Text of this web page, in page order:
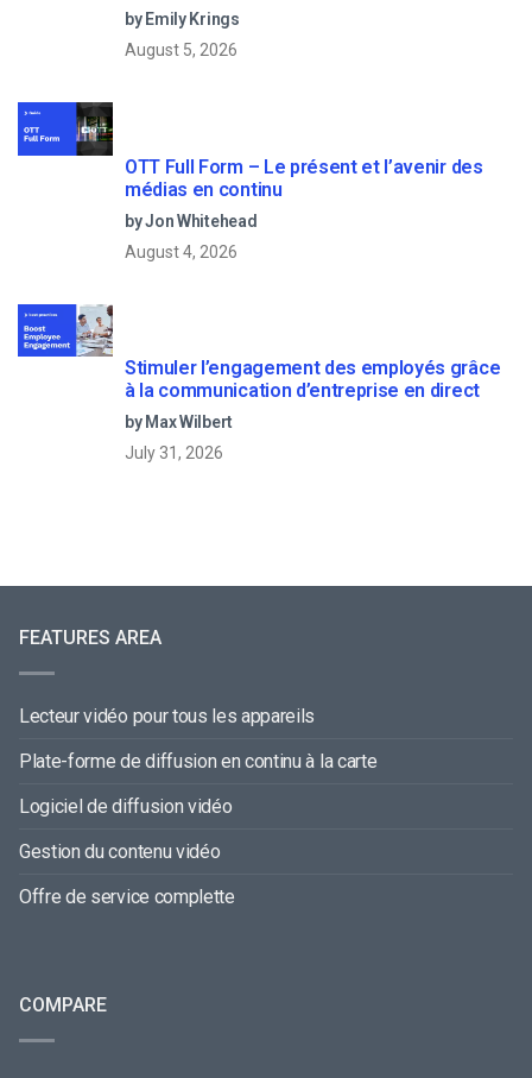
by Emily Krings
August 5, 2026
OTT Full Form – Le présent et l’avenir des
médias en continu
by Jon Whitehead
August 4, 2026
Stimuler l’engagement des employés grâce
à la communication d’entreprise en direct
by Max Wilbert
July 31, 2026
FEATURES AREA
Lecteur vidéo pour tous les appareils
Plate-forme de diffusion en continu à la carte
Logiciel de diffusion vidéo
Gestion du contenu vidéo
Offre de service complette
COMPARE